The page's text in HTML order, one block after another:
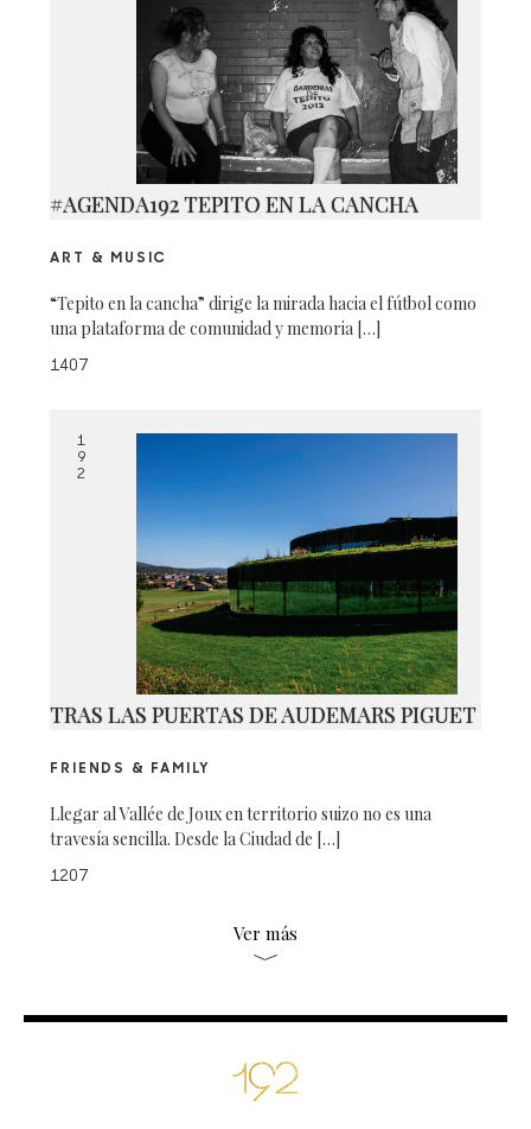
#AGENDA192 TEPITO EN LA CANCHA
ART & MUSIC
“Tepito en la cancha” dirige la mirada hacia el fútbol como
una plataforma de comunidad y memoria […]
1407
1
9
2
TRAS LAS PUERTAS DE AUDEMARS PIGUET
FRIENDS & FAMILY
Llegar al Vallée de Joux en territorio suizo no es una
travesía sencilla. Desde la Ciudad de […]
1207
Ver más